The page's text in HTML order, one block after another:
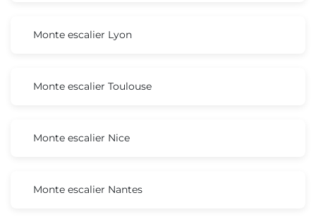
Monte escalier Lyon
Monte escalier Toulouse
Monte escalier Nice
Monte escalier Nantes